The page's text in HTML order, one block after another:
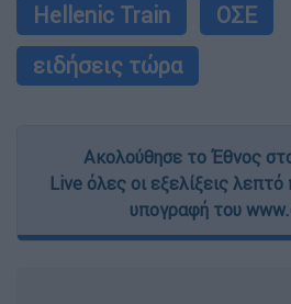
Hellenic Train
ΟΣΕ
ειδήσεις τώρα
Ακολούθησε το Έθνος
Live όλες οι εξελίξεις
υπογραφή του